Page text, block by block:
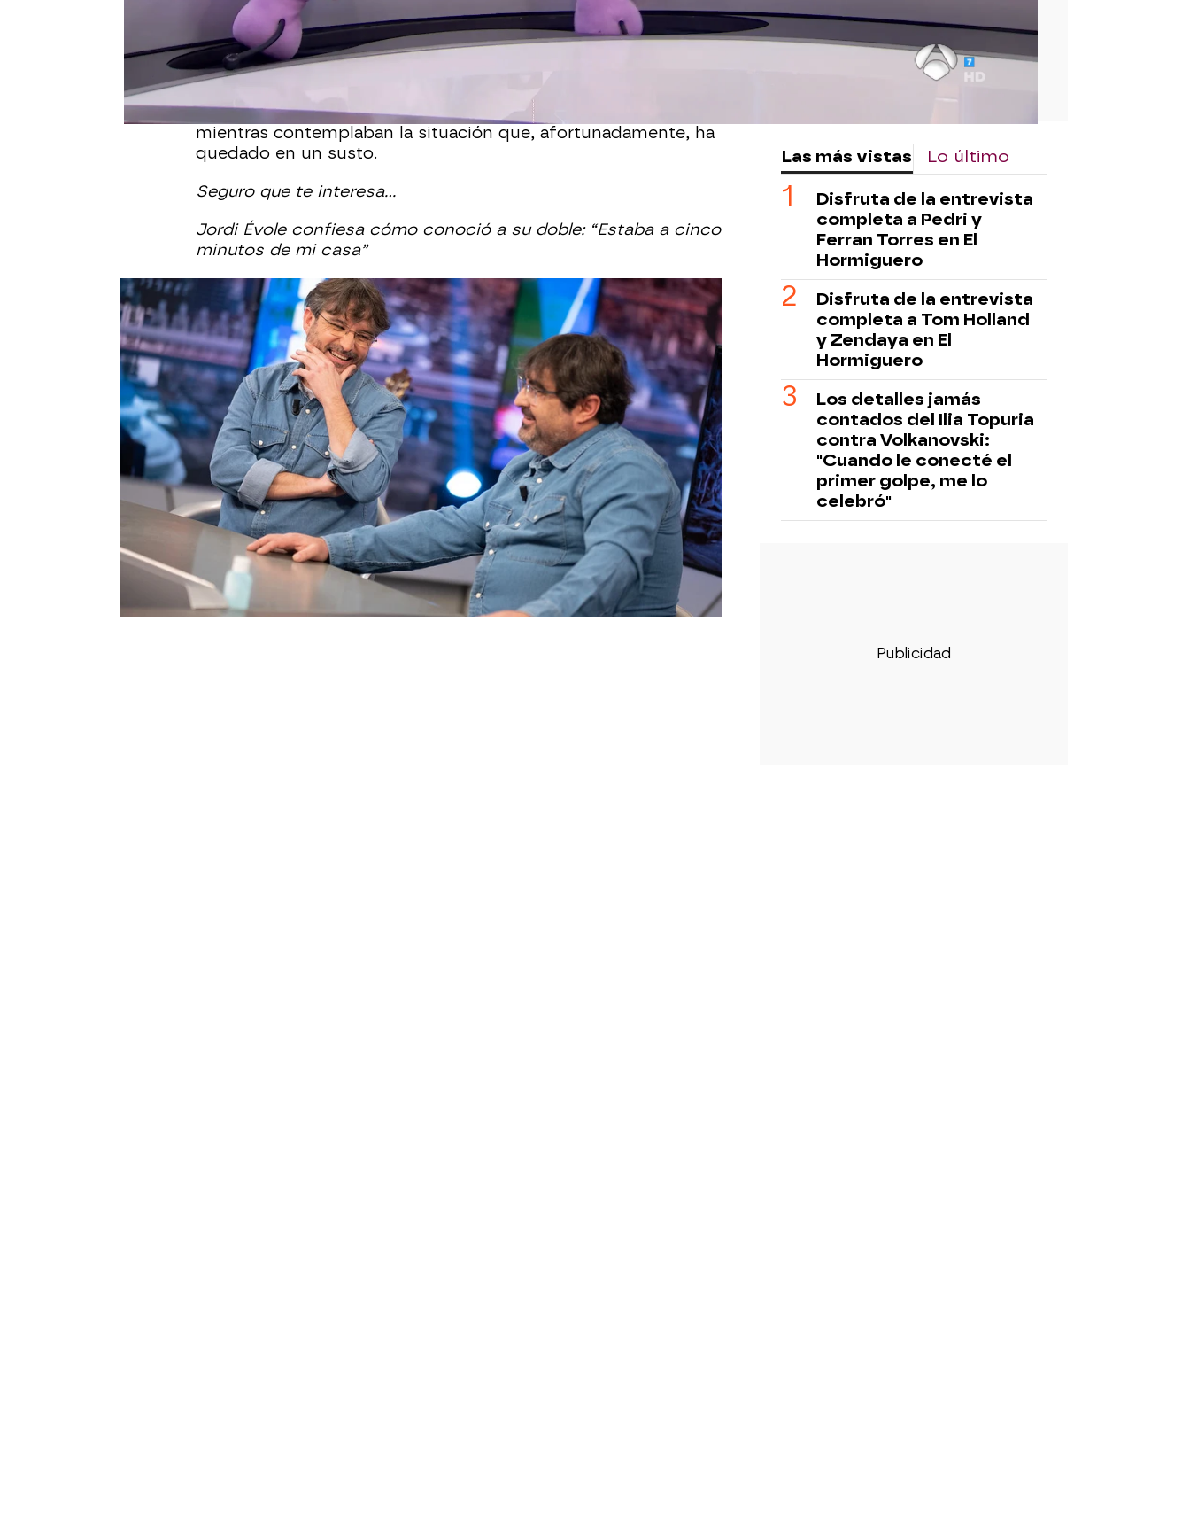
presentar la nueva temporada de su programa de televisión
‘Lo de Évole’, que se estrenará próximamente en La Sexta.
El periodista, después de la entrevista con Pablo Motos, ha
a todos en shock: "Le está dando", han confesado las hormigas
mientras contemplaban la situación que, afortunadamente, ha
quedado en un susto.
Seguro que te interesa...
Jordi Évole confiesa cómo conoció a su doble: “Estaba a cinco
minutos de mi casa”
Jordi Évole
Las más vistas Lo último
Disfruta de la entrevista
completa a Pedri y
Ferran Torres en El
Hormiguero
Disfruta de la entrevista
completa a Tom Holland
y Zendaya en El
Hormiguero
Los detalles jamás
contados del Ilia Topuria
contra Volkanovski:
"Cuando le conecté el
primer golpe, me lo
celebró"